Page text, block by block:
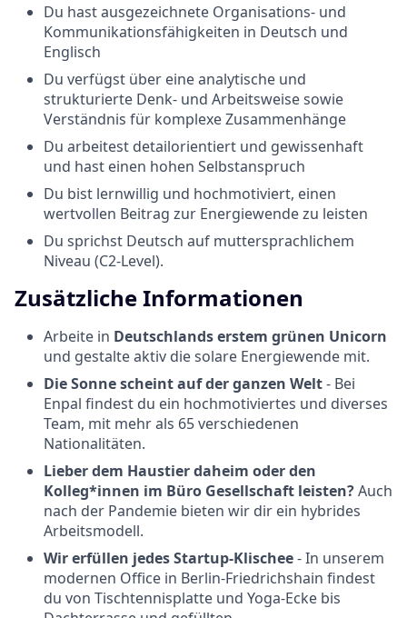
Du hast ausgezeichnete Organisations- und
Kommunikationsfähigkeiten in Deutsch und
Englisch
Du verfügst über eine analytische und
strukturierte Denk- und Arbeitsweise sowie
Verständnis für komplexe Zusammenhänge
Du arbeitest detailorientiert und gewissenhaft
und hast einen hohen Selbstanspruch
Du bist lernwillig und hochmotiviert, einen
wertvollen Beitrag zur Energiewende zu leisten
Du sprichst Deutsch auf muttersprachlichem
Niveau (C2-Level).
Zusätzliche Informationen
Arbeite in Deutschlands erstem grünen Unicorn
und gestalte aktiv die solare Energiewende mit.
Die Sonne scheint auf der ganzen Welt- Bei
Enpal findest du ein hochmotiviertes und diverses
Team, mit mehr als 65 verschiedenen
Nationalitäten.
Lieber dem Haustier daheim oder den
Kolleg*innen im Büro Gesellschaft leisten?Auch
nach der Pandemie bieten wir dir ein hybrides
Arbeitsmodell.
Wir erfüllen jedes Startup-Klischee- In unserem
modernen Office in Berlin-Friedrichshain findest
du von Tischtennisplatte und Yoga-Ecke bis